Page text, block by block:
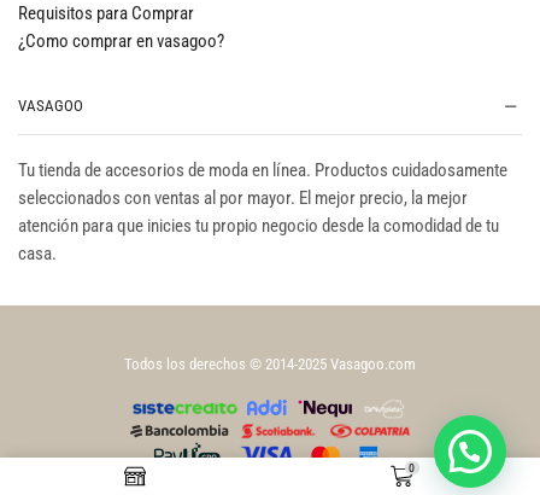
Requisitos para Comprar
¿Como comprar en vasagoo?
VASAGOO
Tu tienda de accesorios de moda en línea. Productos cuidadosamente
seleccionados con ventas al por mayor. El mejor precio, la mejor
atención para que inicies tu propio negocio desde la comodidad de tu
casa.
Todos los derechos © 2014-2025 Vasagoo.com
0